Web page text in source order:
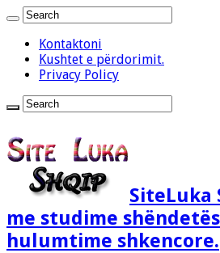
Kontaktoni
Kushtet e përdorimit.
Privacy Policy
SiteLuka
me studime
hulumtime shkencore.